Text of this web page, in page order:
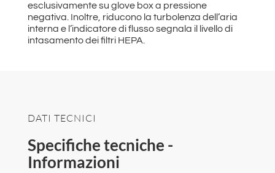
esclusivamente su glove box a pressione
negativa. Inoltre, riducono la turbolenza dell’aria
interna e l’indicatore di flusso segnala il livello di
intasamento dei filtri HEPA.
DATI TECNICI
Specifiche tecniche -
Informazioni